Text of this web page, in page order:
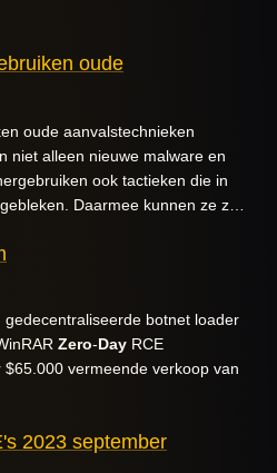
oude
oude aanvalstechnieken
niet alleen nieuwe malware en
ook tactieken die in
Daarmee kunnen ze z…
gedecentraliseerde botnet loader
Zero-Day RCE
vermeende verkoop van
2023 september